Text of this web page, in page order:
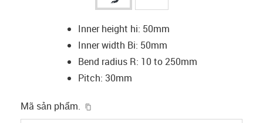
Inner height hi: 50mm
Inner width Bi: 50mm
Bend radius R: 10 to 250mm
Pitch: 30mm
Mã sản phẩm.